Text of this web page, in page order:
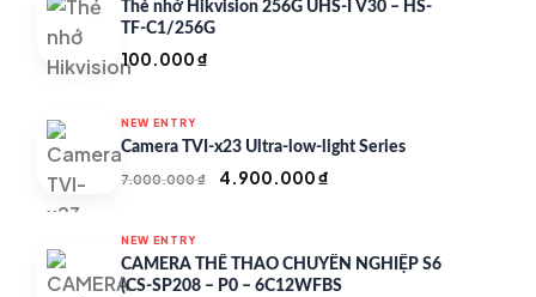
Thẻ nhớ Hikvision 256G UHS-I V30 – HS-
TF-C1/256G
100.000₫
NEW ENTRY
Camera TVI-x23 Ultra-low-light Series
7.000.000₫
Giá
7.000.000 ₫.
4.900.000₫
là:
4.900.000 ₫.
NEW ENTRY
CAMERA THỂ THAO CHUYÊN NGHIỆP S6
(CS-SP208 – P0 – 6C12WFBS